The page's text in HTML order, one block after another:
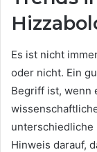
Es ist nicht
oder nicht. Ein
Begriff ist, wenn
unterschiedliche
Hinweis darauf,